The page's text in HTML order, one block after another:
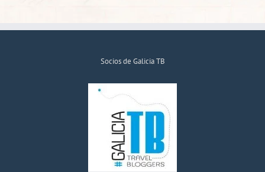
Socios de Galicia TB